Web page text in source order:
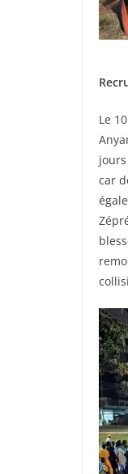
Le
car